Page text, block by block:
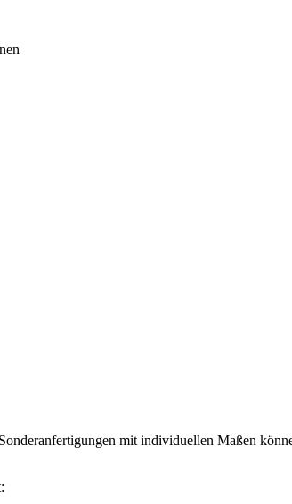
mit individuellen Maßen